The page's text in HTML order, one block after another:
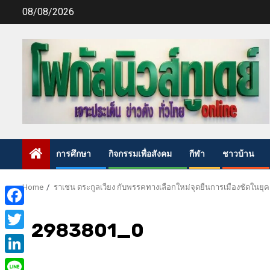
08/08/2026
การศึกษา กิจกรรมเพื่อสังคม กีฬา ชาวบ้าน
Home ราเชน ตระกูลเวียง กับพรรคทางเลือกใหม่จุดยืนการเมืองชัดใ
2983801_0
Facebook
Twitter
LinkedIn